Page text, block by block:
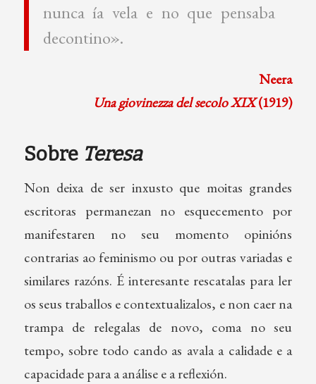
nunca ía vela e no que pensaba
decontino».
Neera
Una giovinezza del secolo XIX(1919)
Sobre Teresa
Non deixa de ser inxusto que moitas grandes
escritoras permanezan no esquecemento por
manifestaren no seu momento opinións
contrarias ao feminismo ou por outras variadas e
similares razóns. É interesante rescatalas para ler
os seus traballos e contextualizalos, e non caer na
trampa de relegalas de novo, coma no seu
tempo, sobre todo cando as avala a calidade e a
capacidade para a análise e a reflexión.